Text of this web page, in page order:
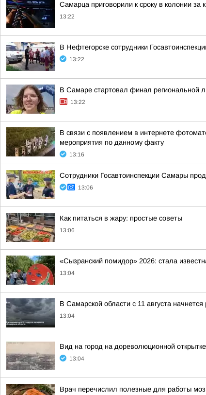
Самарца приговорили к сроку в колонии за
13:22
В Нефтегорске сотрудники
13:22
В Самаре стартовал финал региональной
13:22
В связи с появлением в интернете
мероприятия по данному факту
13:16
Сотрудники Госавтоинспекции Самары
13:06
Как питаться в жару: простые советы
13:06
«Сызранский помидор» 2026: стала
13:04
В Самарской области с 11 августа
13:04
Вид на город на дореволюционной открытке
13:04
Врач перечислил полезные для работы